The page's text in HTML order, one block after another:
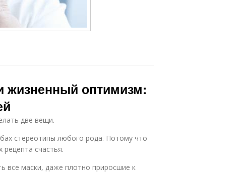
жизненный оптимизм:
две вещи.
стереотипы любого рода. Потому что
счастья.
все маски, даже плотно приросшие к